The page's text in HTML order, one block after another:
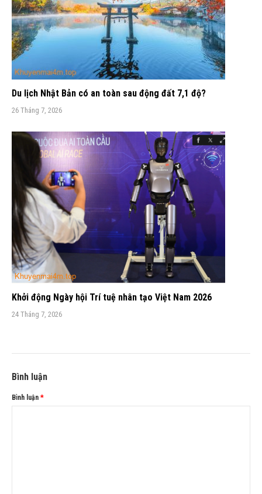
Du lịch Nhật Bản có an toàn sau động đất 7,1 độ?
26 Tháng 7, 2026
Khởi động Ngày hội Trí tuệ nhân tạo Việt Nam 2026
24 Tháng 7, 2026
Bình luận
Bình luận *